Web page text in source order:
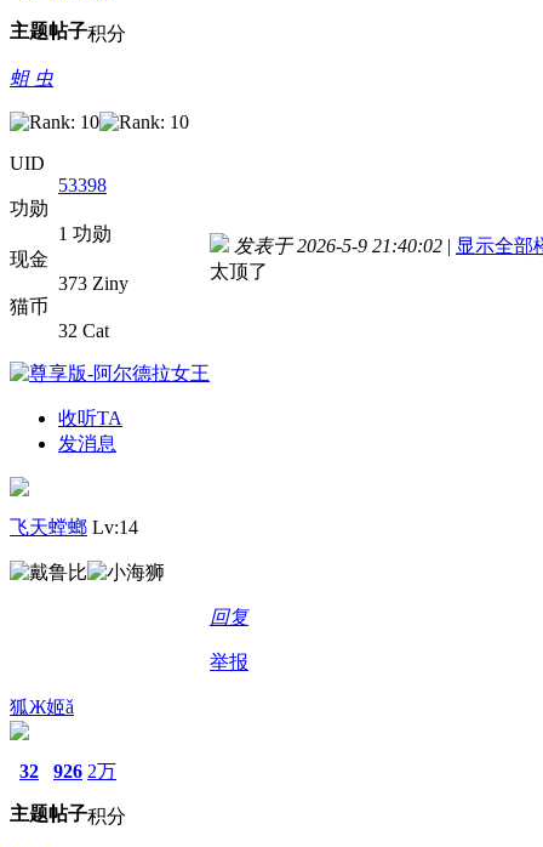
主题帖子积分
蛆 虫
UID
53398
功勋
1 功勋
现金
373 Ziny
猫币
32 Cat
收听TA
发消息
飞天螳螂 Lv:14
发表于 2026-5-9 21:40:02 | 显示全部
太顶了
回复
举报
狐Ж姬ǎ
32
主题
926
帖子
2万
积分